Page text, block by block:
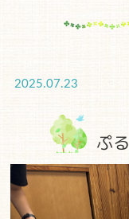
2025.07.23
ぷ